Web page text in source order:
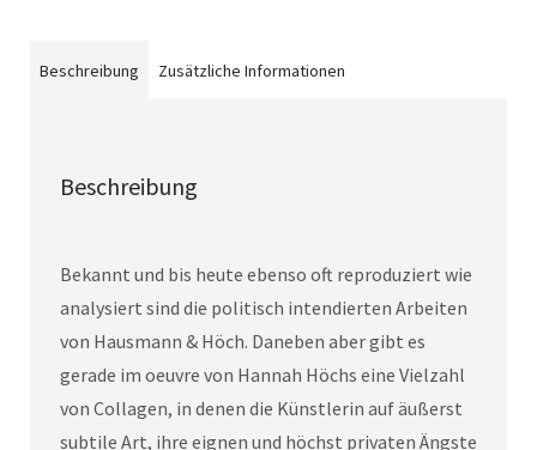
Beschreibung Zusätzliche Informationen
Beschreibung
Bekannt und bis heute ebenso oft reproduziert wie
analysiert sind die politisch intendierten Arbeiten
von Hausmann & Höch. Daneben aber gibt es
gerade im oeuvre von Hannah Höchs eine Vielzahl
von Collagen, in denen die Künstlerin auf äußerst
subtile Art, ihre eignen und höchst privaten Ängste